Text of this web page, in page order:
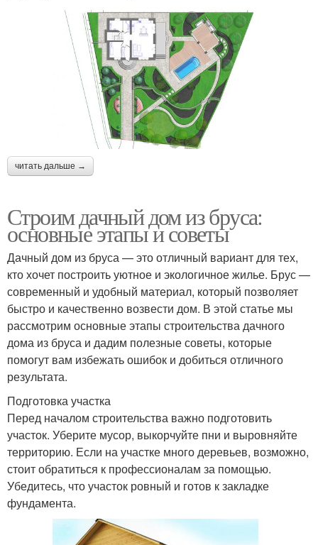
читать дальше →
Строим дачный дом из бруса:
основные этапы и советы
Дачный дом из бруса — это отличный вариант для тех,
кто хочет построить уютное и экологичное жилье. Брус —
современный и удобный материал, который позволяет
быстро и качественно возвести дом. В этой статье мы
рассмотрим основные этапы строительства дачного
дома из бруса и дадим полезные советы, которые
помогут вам избежать ошибок и добиться отличного
результата.
Подготовка участка
Перед началом строительства важно подготовить
участок. Уберите мусор, выкорчуйте пни и выровняйте
территорию. Если на участке много деревьев, возможно,
стоит обратиться к профессионалам за помощью.
Убедитесь, что участок ровный и готов к закладке
фундамента.